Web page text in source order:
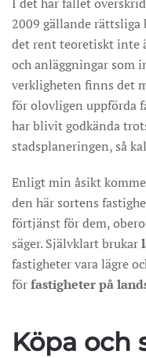
2009 gällande rättsliga
det rent teoretiskt inte
och anläggningar som
verkligheten finns det
för olovligen uppförda
har blivit godkända
stadsplaneringen, så
Enligt min åsikt
den här sortens
förtjänst för dem,
säger. Självklart brukar
fastigheter vara lägre
förfastigheter på
Köpa och